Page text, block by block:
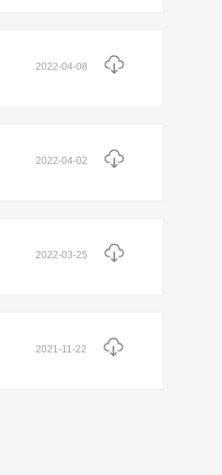
2022-04-08
2022-04-02
2022-03-25
2021-11-22